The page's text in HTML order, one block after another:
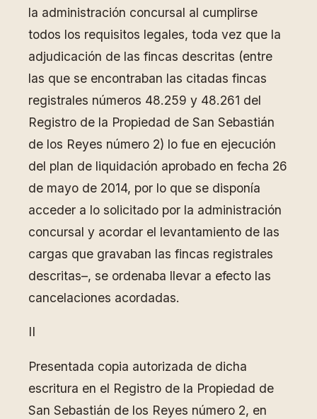
la administración concursal al cumplirse
todos los requisitos legales, toda vez que la
adjudicación de las fincas descritas (entre
las que se encontraban las citadas fincas
registrales números 48.259 y 48.261 del
Registro de la Propiedad de San Sebastián
de los Reyes número 2) lo fue en ejecución
del plan de liquidación aprobado en fecha 26
de mayo de 2014, por lo que se disponía
acceder a lo solicitado por la administración
concursal y acordar el levantamiento de las
cargas que gravaban las fincas registrales
descritas–, se ordenaba llevar a efecto las
cancelaciones acordadas.
II
Presentada copia autorizada de dicha
escritura en el Registro de la Propiedad de
San Sebastián de los Reyes número 2, en